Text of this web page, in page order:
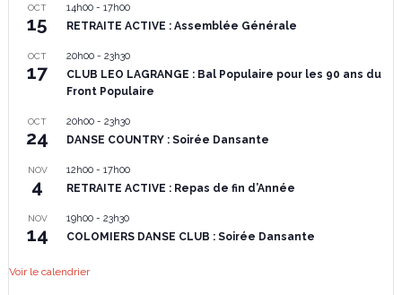
OCT
15
14h00- 17h00
RETRAITE ACTIVE : Assemblée Générale
OCT
17
20h00- 23h30
CLUB LEO LAGRANGE : Bal Populaire pour les 90 ans du
Front Populaire
OCT
24
20h00- 23h30
DANSE COUNTRY : Soirée Dansante
NOV
4
12h00- 17h00
RETRAITE ACTIVE : Repas de fin d’Année
NOV
14
19h00- 23h30
COLOMIERS DANSE CLUB : Soirée Dansante
Voir le calendrier